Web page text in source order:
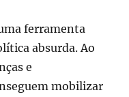
ferramenta
absurda. Ao
e
mobilizar